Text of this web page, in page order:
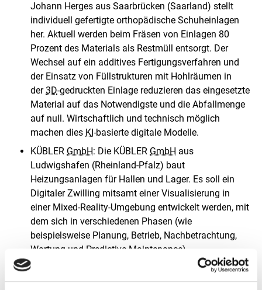
Johann Herges aus Saarbrücken (Saarland) stellt
individuell gefertigte orthopädische Schuheinlagen
her. Aktuell werden beim Fräsen von Einlagen 80
Prozent des Materials als Restmüll entsorgt. Der
Wechsel auf ein additives Fertigungsverfahren und
der Einsatz von Füllstrukturen mit Hohlräumen in
der3D-gedruckten Einlage reduzieren das eingesetzte
Material auf das Notwendigste und die Abfallmenge
auf null. Wirtschaftlich und technisch möglich
machen dies KI-basierte digitale Modelle.
KÜBLER GmbH: Die KÜBLER GmbH aus
Ludwigshafen (Rheinland-Pfalz) baut
Heizungsanlagen für Hallen und Lager. Es soll ein
Digitaler Zwilling mitsamt einer Visualisierung in
einer Mixed-Reality-Umgebung entwickelt werden, mit
dem sich in verschiedenen Phasen (wie
beispielsweise Planung, Betrieb, Nachbetrachtung,
Wartung und Predictive Maintenance)
Ressourceneinsparungen erzielen lassen. Dabei